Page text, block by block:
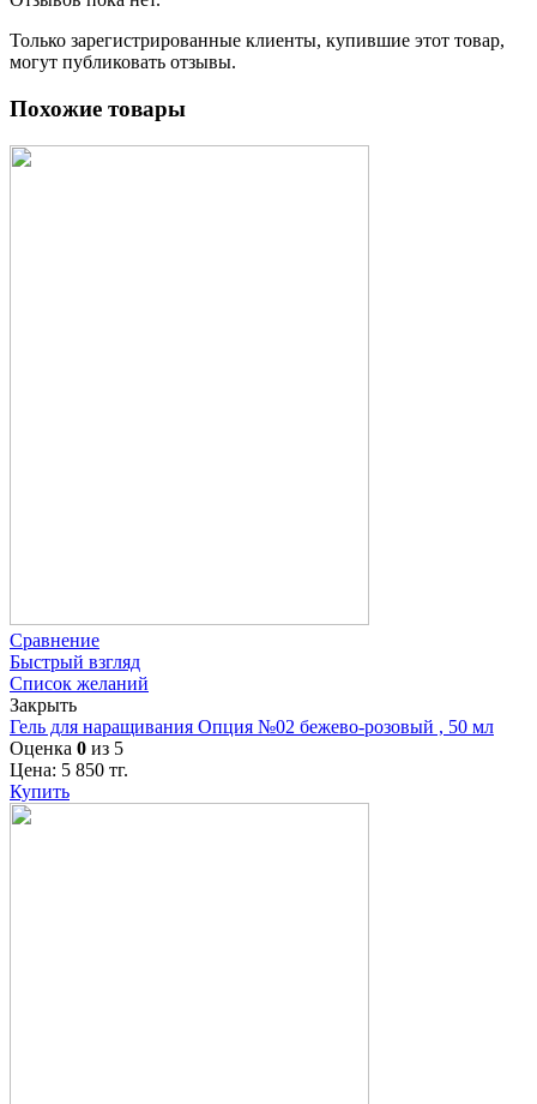
Только зарегистрированные клиенты, купившие этот товар,
могут публиковать отзывы.
Похожие товары
Сравнение
Быстрый взгляд
Список желаний
Закрыть
Гель для наращивания Опция №02 бежево-розовый , 50 мл
Оценка 0 из 5
Цена: 5 850 тг.
Купить